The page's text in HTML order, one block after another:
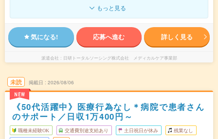
もっと見る
気になる! 応募へ進む 詳しく見る
派遣会社 日研トータルソーシング株式会社 メディカルケア事業部
未読
NEW
掲載日 2026/08/06
《50代活躍中》医療行為なし＊病院で患者さん
のサポート／日収1万400円～
職種未経験OK 交通費別途支給あり 土日祝日が休み 残業なし